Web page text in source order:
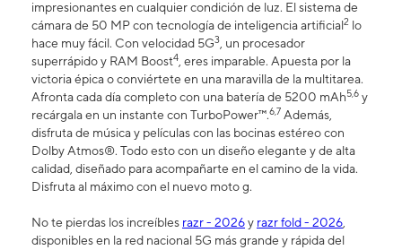
impresionantes en cualquier condición de luz. El sistema de
cámara de 50 MP con tecnología de inteligencia artificial2 lo
hace muy fácil. Con velocidad 5G3, un procesador
superrápido y RAM Boost4, eres imparable. Apuesta por la
victoria épica o conviértete en una maravilla de la multitarea.
Afronta cada día completo con una batería de 5200 mAh5,6 y
recárgala en un instante con TurboPower™.6,7 Además,
disfruta de música y películas con las bocinas estéreo con
Dolby Atmos®. Todo esto con un diseño elegante y de alta
calidad, diseñado para acompañarte en el camino de la vida.
Disfruta al máximo con el nuevo moto g.
No te pierdas los increíbles razr - 2026y razr fold - 2026,
disponibles en la red nacional 5G más grande y rápida del